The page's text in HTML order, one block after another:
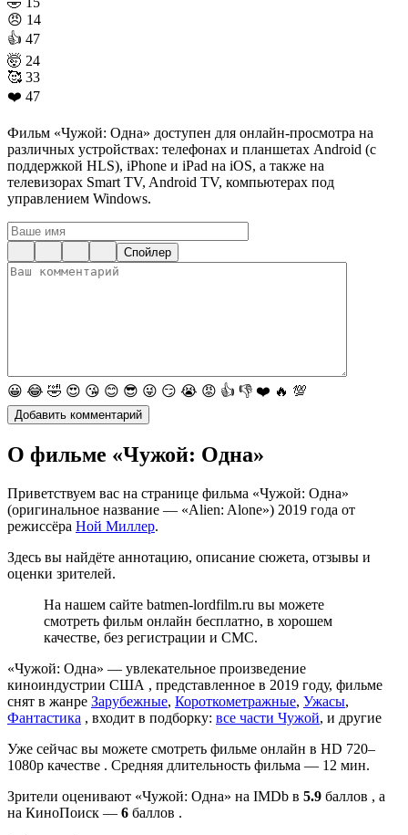
😠 14
👍 47
🤯 24
🥰 33
❤️ 47
Фильм «Чужой: Одна» доступен для онлайн-просмотра на
различных устройствах: телефонах и планшетах Android (с
поддержкой HLS), iPhone и iPad на iOS, а также на
телевизорах Smart TV, Android TV, компьютерах под
управлением Windows.
Спойлер
😀 😂 🤣 😍 😘 😊 😎 😜 😏 😭 😡 👍 👎 ❤️ 🔥 💯
О фильме «Чужой: Одна»
Приветствуем вас на странице фильма «Чужой: Одна»
(оригинальное название — «Alien: Alone») 2019 года от
режиссёра Ной Миллер.
Здесь вы найдёте аннотацию, описание сюжета, отзывы и
оценки зрителей.
На нашем сайте batmen-lordfilm.ru вы можете
смотреть фильм онлайн бесплатно, в хорошем
качестве, без регистрации и СМС.
«Чужой: Одна» — увлекательное произведение
киноиндустрии США , представленное в 2019 году, фильме
снят в жанре Зарубежные, Короткометражные, Ужасы,
Фантастика , входит в подборку: все части Чужой, и другие
Уже сейчас вы можете смотреть фильме онлайн в HD 720–
1080p качестве . Средняя длительность фильма — 12 мин.
Зрители оценивают «Чужой: Одна» на IMDb в 5.9 баллов , а
на КиноПоиск — 6 баллов .